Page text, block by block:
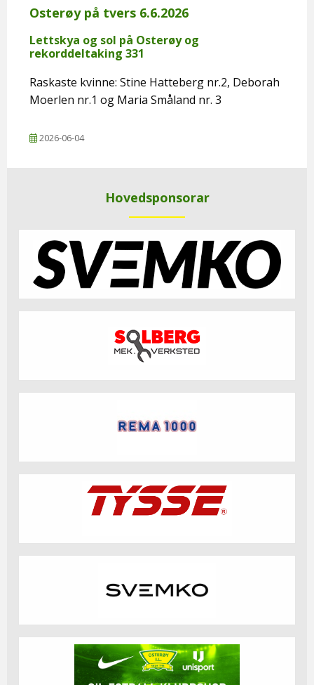
Osterøy på tvers 6.6.2026
Lettskya og sol på Osterøy og
rekorddeltaking 331
Raskaste kvinne: Stine Hatteberg nr.2, Deborah
Moerlen nr.1 og Maria Småland nr. 3
2026-06-04
Hovedsponsorar